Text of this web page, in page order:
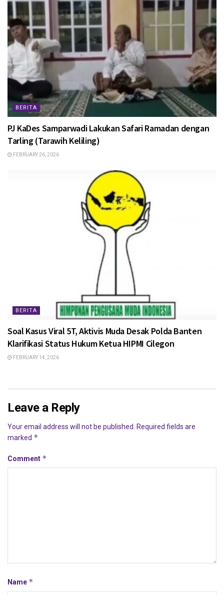
BERITA
PJ KaDes Samparwadi Lakukan Safari Ramadan dengan
Tarling (Tarawih Keliling)
FEBRUARY 26, 2026
BERITA
Soal Kasus Viral 5T, Aktivis Muda Desak Polda Banten
Klarifikasi Status Hukum Ketua HIPMI Cilegon
FEBRUARY 14, 2026
Leave a Reply
Your email address will not be published. Required fields are
marked *
Comment *
Name *